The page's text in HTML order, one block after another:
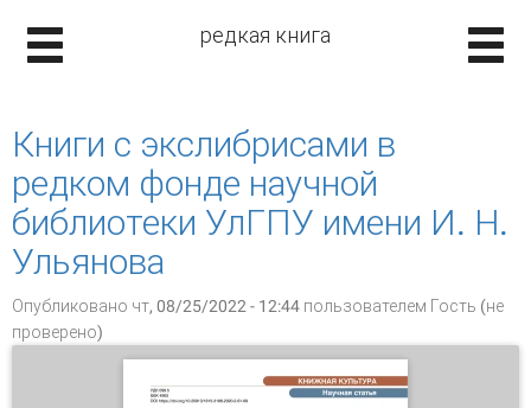
редкая книга
Книги с экслибрисами в
редком фонде научной
библиотеки УлГПУ имени И. Н.
Ульянова
Опубликовано чт, 08/25/2022 - 12:44 пользователем Гость (не
проверено)